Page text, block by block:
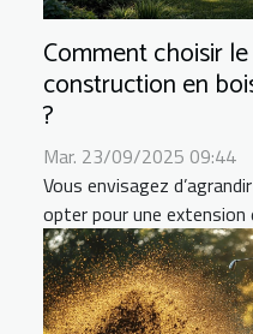
Comment choisir
construction en
?
Mar. 23/09/2025 09:44
Vous envisagez
opter pour une extension